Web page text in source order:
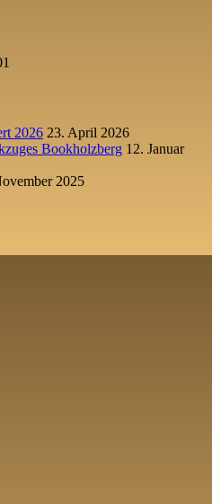
2026 23. April 2026
Bookholzberg 12. Januar
2025